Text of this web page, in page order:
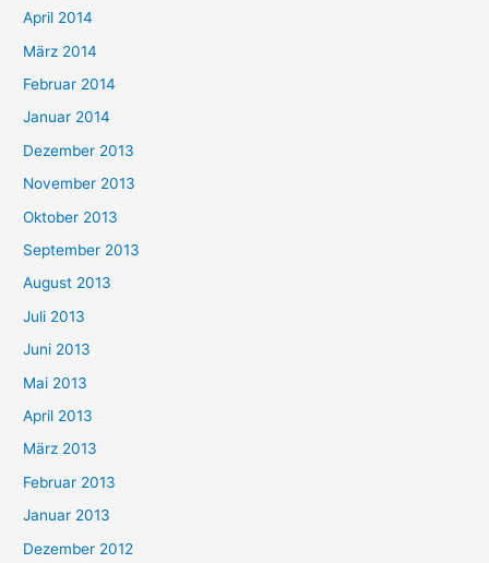
April 2014
März 2014
Februar 2014
Januar 2014
Dezember 2013
November 2013
Oktober 2013
September 2013
August 2013
Juli 2013
Juni 2013
Mai 2013
April 2013
März 2013
Februar 2013
Januar 2013
Dezember 2012